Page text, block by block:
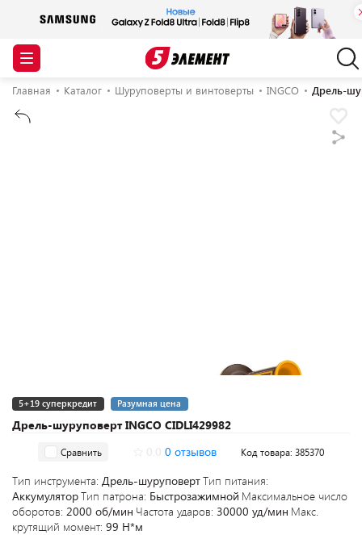
Главная Каталог Шуруповерты и винтоверты INGCO Дрель-
Дрель-шуруповерт INGCO CIDLI429982
5+19 суперкредит Разумная цена
Сравнить 0 отзывов Код товара: 385370
Тип инструмента: Дрель-шуруповертТип питания:
АккумуляторТип патрона: Быстрозажимной Максимальное число
оборотов: 2000 об/мин Частота ударов: 30000 уд/мин Макс.
крутящий момент: 99 Н*м